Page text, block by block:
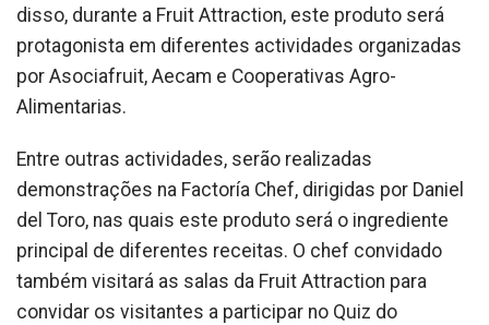
disso, durante a Fruit Attraction, este produto será
protagonista em diferentes actividades organizadas
por Asociafruit, Aecam e Cooperativas Agro-
Alimentarias.
Entre outras actividades, serão realizadas
demonstrações na Factoría Chef, dirigidas por Daniel
del Toro, nas quais este produto será o ingrediente
principal de diferentes receitas. O chef convidado
também visitará as salas da Fruit Attraction para
convidar os visitantes a participar no Quiz do